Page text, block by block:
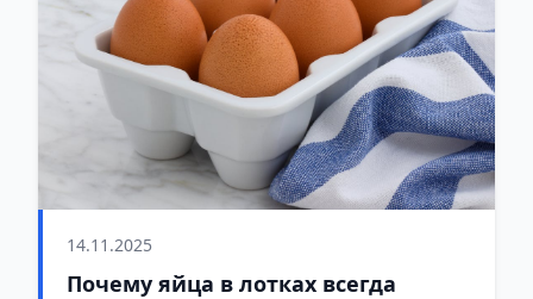
14.11.2025
Почему яйца в лотках всегда